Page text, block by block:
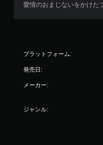
愛情のおまじないをかけた
プラットフォーム:
発売日:
メーカー:
ジャンル: